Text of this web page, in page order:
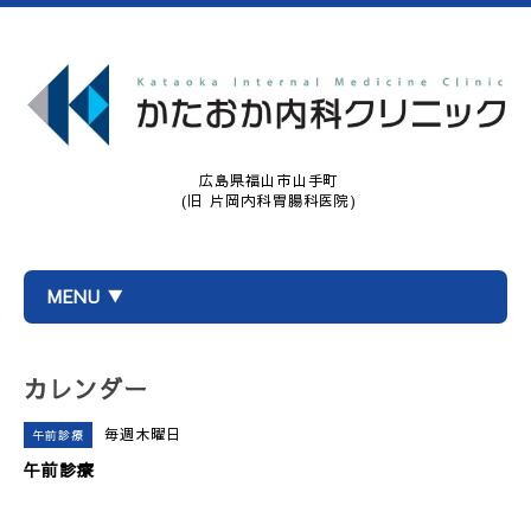
広島県福山市山手町
(旧 片岡内科胃腸科医院)
MENU ▼
カレンダー
午前診療 毎週木曜日
午前診療